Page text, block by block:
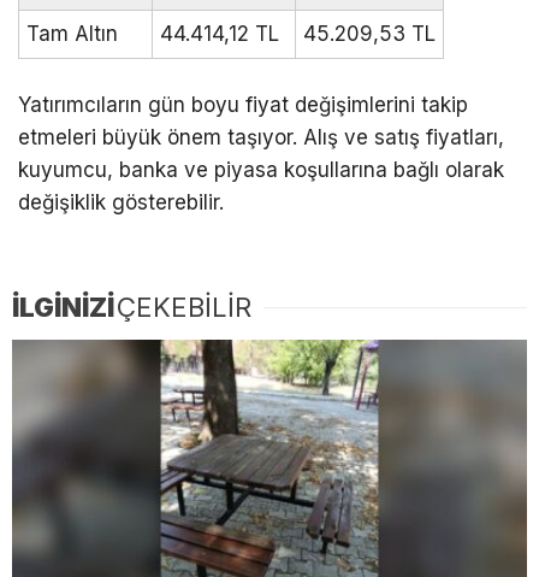
Tam Altın
44.414,12 TL 45.209,53 TL
Yatırımcıların gün boyu fiyat değişimlerini takip
etmeleri büyük önem taşıyor. Alış ve satış fiyatları,
kuyumcu, banka ve piyasa koşullarına bağlı olarak
değişiklik gösterebilir.
İLGİNİZİÇEKEBİLİR